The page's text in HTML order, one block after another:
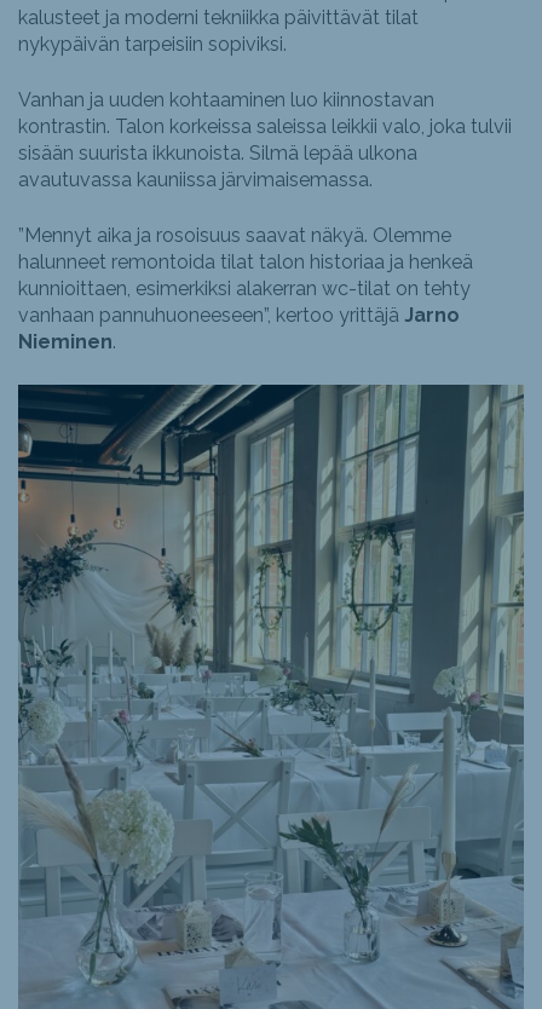
kalusteet ja moderni tekniikka päivittävät tilat
nykypäivän tarpeisiin sopiviksi.
Vanhan ja uuden kohtaaminen luo kiinnostavan
kontrastin. Talon korkeissa saleissa leikkii valo, joka tulvii
sisään suurista ikkunoista. Silmä lepää ulkona
avautuvassa kauniissa järvimaisemassa.
”Mennyt aika ja rosoisuus saavat näkyä. Olemme
halunneet remontoida tilat talon historiaa ja henkeä
kunnioittaen, esimerkiksi alakerran wc-tilat on tehty
vanhaan pannuhuoneeseen”, kertoo yrittäjä Jarno
Nieminen.